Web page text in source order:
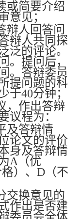
或简要介绍
意见；
辩人回答问
辩人共同探
泛的评论。
。提问后，
。答辩委员
提问题的科
于40分钟；
，作出答辩
议程为：
及答辩情
论文的评价
身及答辩情
A（优
）、D（不
交换意见的
作出是否建